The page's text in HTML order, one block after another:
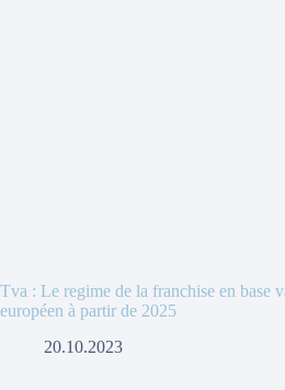
Tva : Le regime de la franchise en base
européen à partir de 2025
20.10.2023